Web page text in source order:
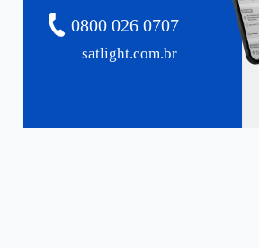
satlight.com.br
0800 026 0707